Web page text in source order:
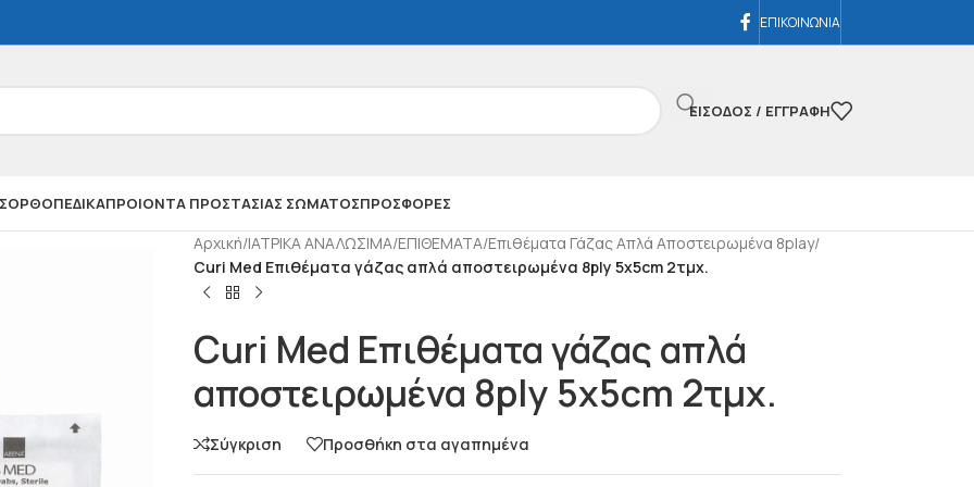
ΕΠΙΚΟΙΝΩΝΙΑ
ΕΊΣΟΔΟΣ / ΕΓΓΡΑΦΉ
ΟΡΘΟΠΕΔΙΚΑΠΡΟΙΟΝΤΑ ΠΡΟΣΤΑΣΙΑΣ ΣΩΜΑΤΟΣΠΡΟΣΦΟΡΕΣ
Αρχική/ΙΑΤΡΙΚΑ ΑΝΑΛΩΣΙΜΑ/ΕΠΙΘΕΜΑΤΑ/Επιθέματα Γάζας Απλά Αποστειρωμένα 8play/
Curi Med Επιθέματα γάζας απλά αποστειρωμένα 8ply 5x5cm 2τμχ.
Curi Med Επιθέματα γάζας απλά
αποστειρωμένα 8ply 5x5cm 2τμχ.
Σύγκριση Προσθήκη στα αγαπημένα